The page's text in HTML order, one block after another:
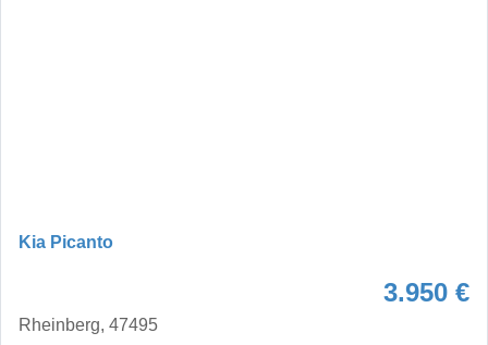
Kia Picanto
3.950 €
Rheinberg, 47495